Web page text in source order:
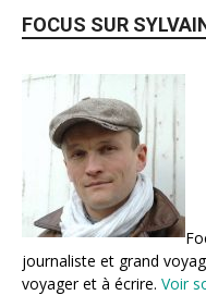
FOCUS SUR
journaliste et grand
voyager et à écrire. Voir